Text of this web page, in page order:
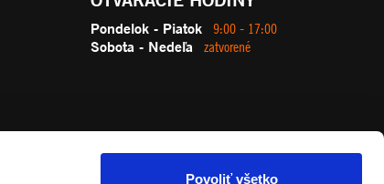
Povoliť všetko
Pondelok - Piatok 9:00 - 17:00
Sobota - Nedeľa zatvorené